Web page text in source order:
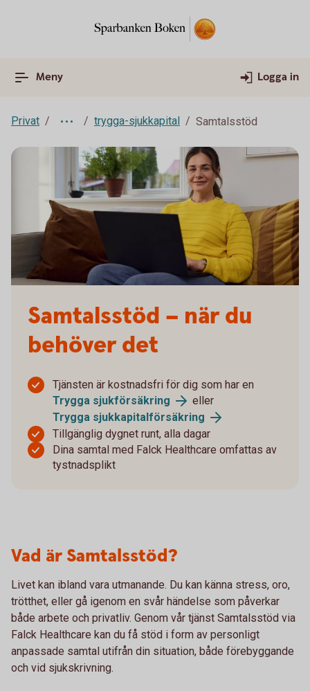
Meny Logga in
Privat trygga-sjukkapital Samtalsstöd
Samtalsstöd – när du
behöver det
Tjänsten är kostnadsfri för dig som har en
Trygga sjukförsäkring
eller
Trygga sjukkapitalförsäkring
Tillgänglig dygnet runt, alla dagar
Dina samtal med Falck Healthcare omfattas av
tystnadsplikt
Vad är Samtalsstöd?
Livet kan ibland vara utmanande. Du kan känna stress, oro,
trötthet, eller gå igenom en svår händelse som påverkar
både arbete och privatliv. Genom vår tjänst Samtalsstöd via
Falck Healthcare kan du få stöd i form av personligt
anpassade samtal utifrån din situation, både förebyggande
och vid sjukskrivning.